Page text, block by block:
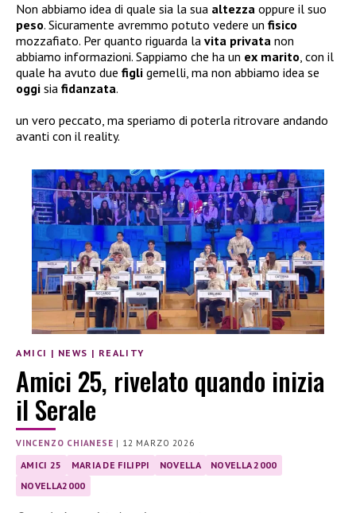
Non abbiamo idea di quale sia la sua altezza oppure il suo
peso. Sicuramente avremmo potuto vedere un fisico
mozzafiato. Per quanto riguarda la vita privata non
abbiamo informazioni. Sappiamo che ha un ex marito, con il
quale ha avuto due figli gemelli, ma non abbiamo idea se
oggi sia fidanzata.
un vero peccato, ma speriamo di poterla ritrovare andando
avanti con il reality.
AMICI | NEWS | REALITY
Amici 25, rivelato quando inizia
il Serale
VINCENZO CHIANESE | 12 MARZO 2026
AMICI 25 MARIA DE FILIPPI NOVELLA
NOVELLA 2000
NOVELLA2000